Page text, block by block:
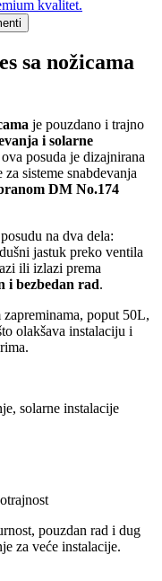
sa nožicama
je pouzdano i trajno
i solarne
ova posuda je dizajnirana
sisteme snabdevanja
DM No.174
na dva dela:
jastuk preko ventila
ili izlazi prema
i bezbedan rad.
poput 50L,
olakšava instalaciju i
solarne instalacije
pouzdan rad i dug
za veće instalacije.